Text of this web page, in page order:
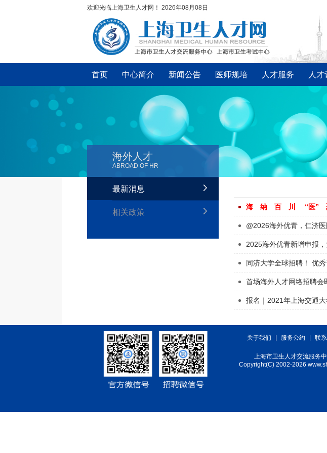
欢迎光临上海卫生人才网！ 2026年08月08日
首页 中心简介 新闻公告 医师规培 人才服务 人才
海外人才
ABROAD OF HR
最新消息
相关政策
海 纳 百 川 “医”
@2026海外优青，仁济
2025海外优青新增申报
首场海外人才网络招聘会
报名｜2021年上海交通
关于我们 服务公约 联
上海市卫生人才交流服务
Copyright(C) 2002-2026